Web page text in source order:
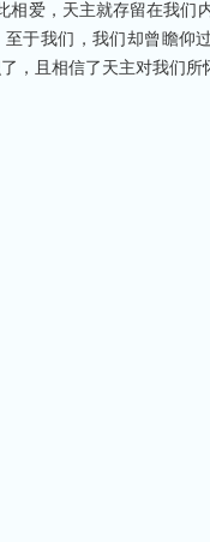
相爱，天主就存留在我们
于我们，我们却曾瞻仰
，且相信了天主对我们所